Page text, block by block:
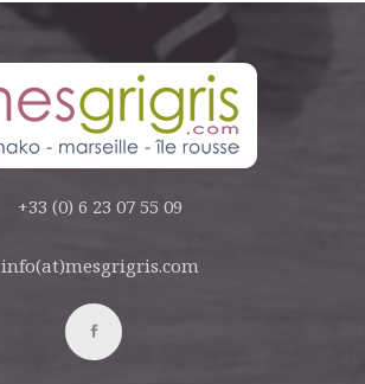
+33 (0) 6 23 07 55 09
info(at)mesgrigris.com